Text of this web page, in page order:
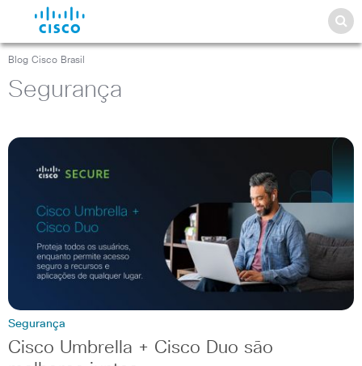
Blog Cisco Brasil
Segurança
Segurança
Cisco Umbrella + Cisco Duo são